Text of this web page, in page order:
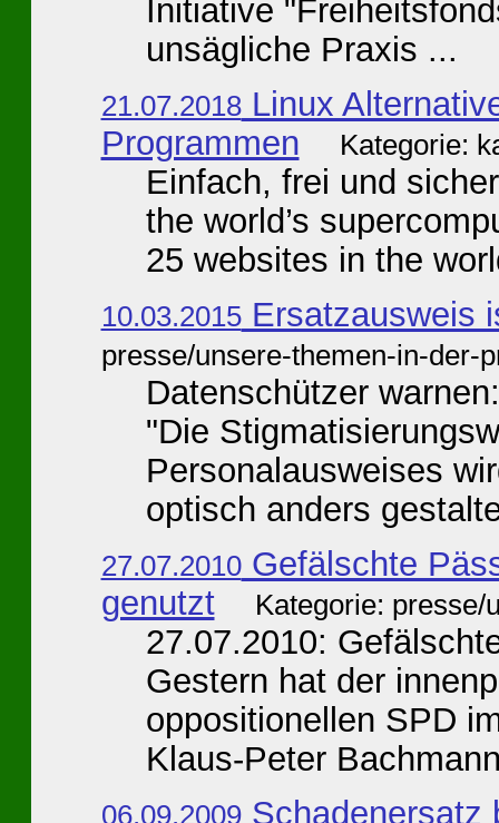
Initiative
unsägliche Praxis ...
21.07.2018Linux
Programmen
Kategorie:
Einfach, frei und
the world’s
25 websites in the
10.03.2015Ersatzausweis
presse/unsere-themen-in-der-
Datenschützer
"Die
Personalausweises
optisch anders
27.07.2010Gefälschte
genutzt
Kategorie: presse/
27.07.2010:
Gestern hat der
oppositionellen SPD
Klaus-Peter
06.09.2009Schadenersatz